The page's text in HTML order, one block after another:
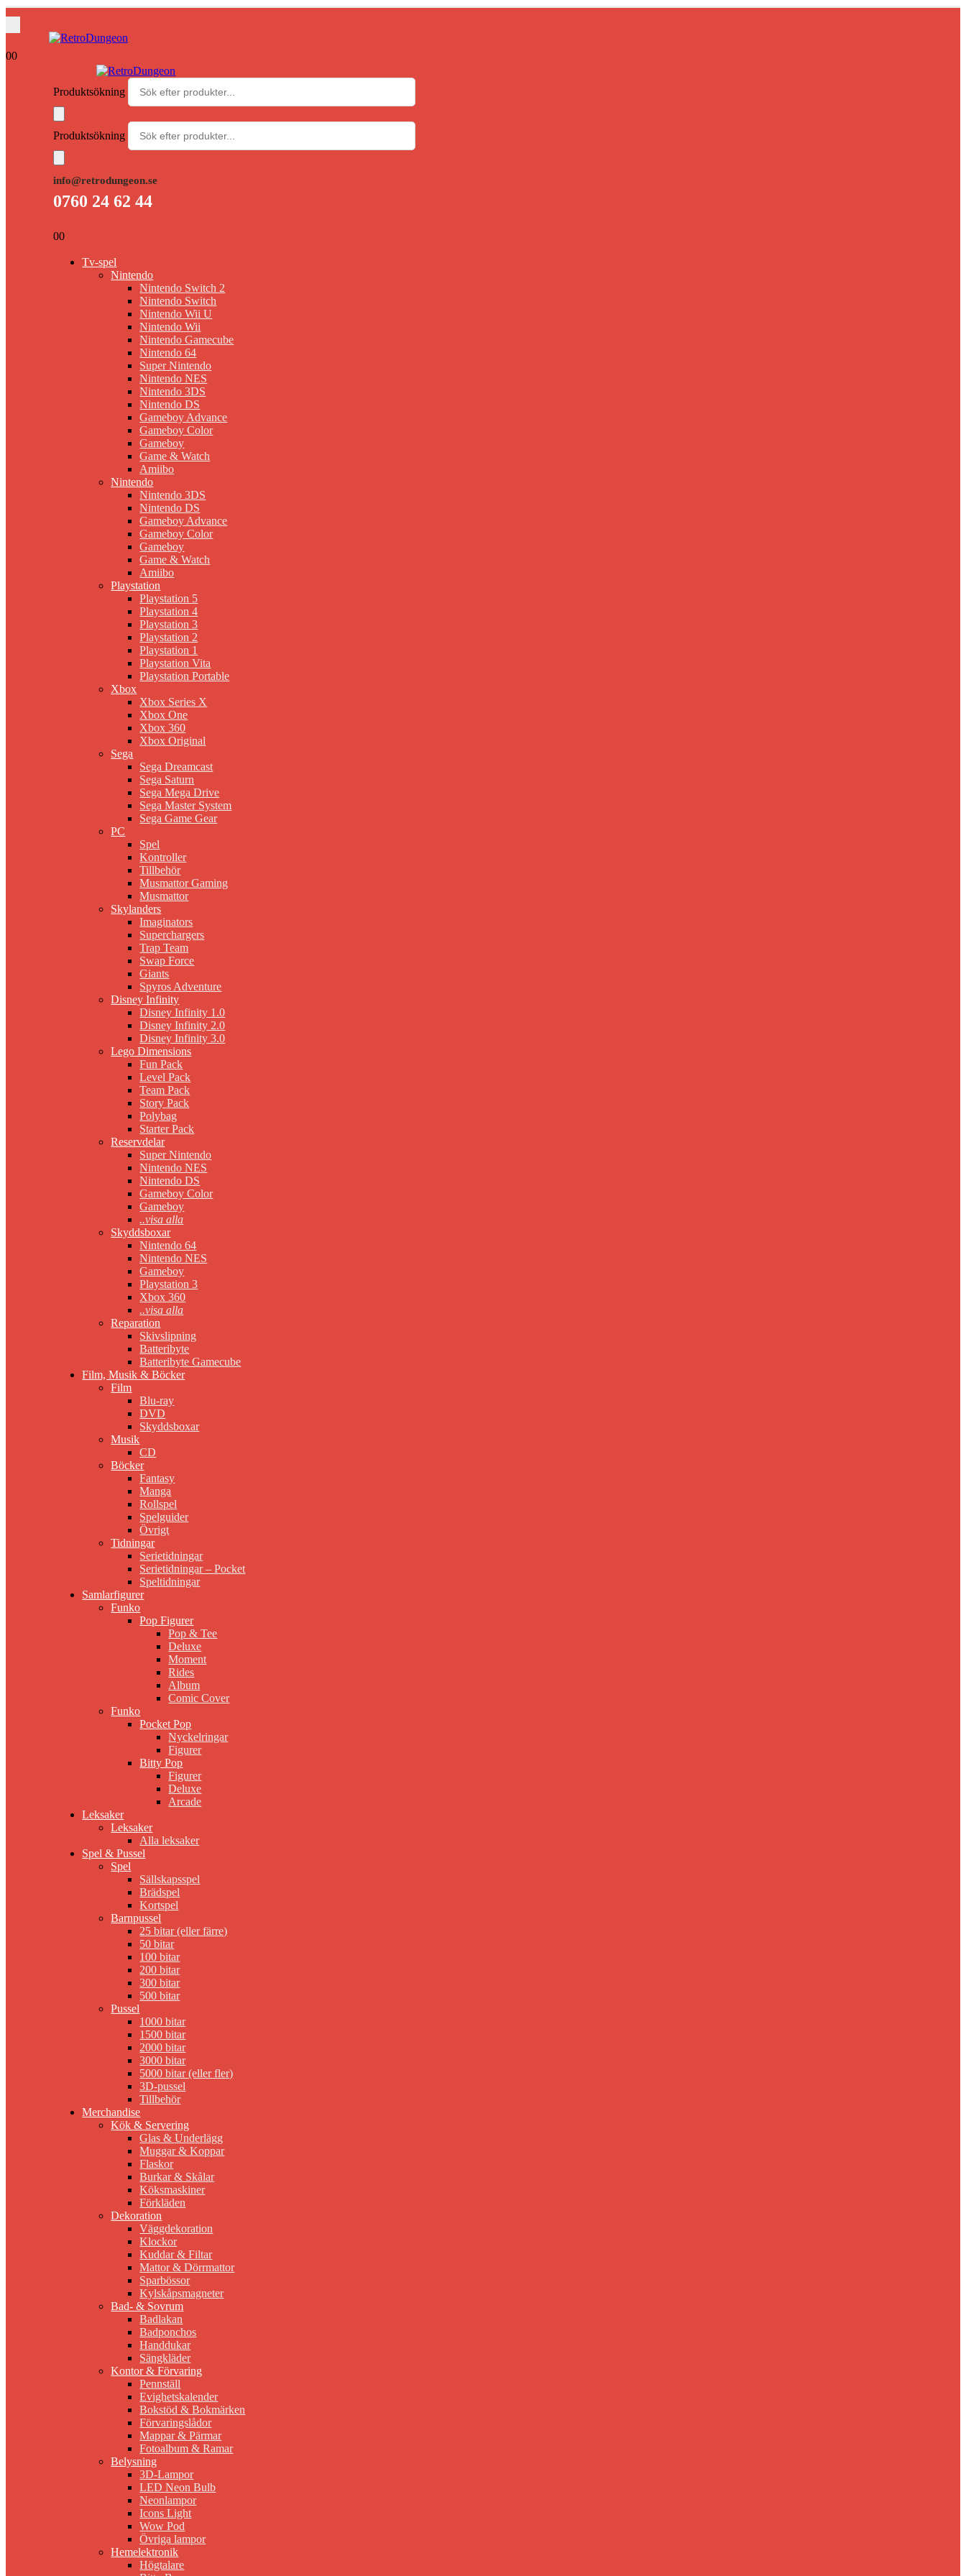
00
Produktsökning
Produktsökning
info@retrodungeon.se
0760 24 62 44
00
Tv-spel
Nintendo
Nintendo Switch 2
Nintendo Switch
Nintendo Wii U
Nintendo Wii
Nintendo Gamecube
Nintendo 64
Super Nintendo
Nintendo NES
Nintendo 3DS
Nintendo DS
Gameboy Advance
Gameboy Color
Gameboy
Game & Watch
Amiibo
Nintendo
Nintendo 3DS
Nintendo DS
Gameboy Advance
Gameboy Color
Gameboy
Game & Watch
Amiibo
Playstation
Playstation 5
Playstation 4
Playstation 3
Playstation 2
Playstation 1
Playstation Vita
Playstation Portable
Xbox
Xbox Series X
Xbox One
Xbox 360
Xbox Original
Sega
Sega Dreamcast
Sega Saturn
Sega Mega Drive
Sega Master System
Sega Game Gear
PC
Spel
Kontroller
Tillbehör
Musmattor Gaming
Musmattor
Skylanders
Imaginators
Superchargers
Trap Team
Swap Force
Giants
Spyros Adventure
Disney Infinity
Disney Infinity 1.0
Disney Infinity 2.0
Disney Infinity 3.0
Lego Dimensions
Fun Pack
Level Pack
Team Pack
Story Pack
Polybag
Starter Pack
Reservdelar
Super Nintendo
Nintendo NES
Nintendo DS
Gameboy Color
Gameboy
..visa alla
Skyddsboxar
Nintendo 64
Nintendo NES
Gameboy
Playstation 3
Xbox 360
..visa alla
Reparation
Skivslipning
Batteribyte
Batteribyte Gamecube
Film, Musik & Böcker
Film
Blu-ray
DVD
Skyddsboxar
Musik
CD
Böcker
Fantasy
Manga
Rollspel
Spelguider
Övrigt
Tidningar
Serietidningar
Serietidningar – Pocket
Speltidningar
Samlarfigurer
Funko
Pop Figurer
Pop & Tee
Deluxe
Moment
Rides
Album
Comic Cover
Funko
Pocket Pop
Nyckelringar
Figurer
Bitty Pop
Figurer
Deluxe
Arcade
Leksaker
Leksaker
Alla leksaker
Spel & Pussel
Spel
Sällskapsspel
Brädspel
Kortspel
Barnpussel
25 bitar (eller färre)
50 bitar
100 bitar
200 bitar
300 bitar
500 bitar
Pussel
1000 bitar
1500 bitar
2000 bitar
3000 bitar
5000 bitar (eller fler)
3D-pussel
Tillbehör
Merchandise
Kök & Servering
Glas & Underlägg
Muggar & Koppar
Flaskor
Burkar & Skålar
Köksmaskiner
Förkläden
Dekoration
Väggdekoration
Klockor
Kuddar & Filtar
Mattor & Dörrmattor
Sparbössor
Kylskåpsmagneter
Bad- & Sovrum
Badlakan
Badponchos
Handdukar
Sängkläder
Kontor & Förvaring
Pennställ
Evighetskalender
Bokstöd & Bokmärken
Förvaringslådor
Mappar & Pärmar
Fotoalbum & Ramar
Belysning
3D-Lampor
LED Neon Bulb
Neonlampor
Icons Light
Wow Pod
Övriga lampor
Hemelektronik
Högtalare